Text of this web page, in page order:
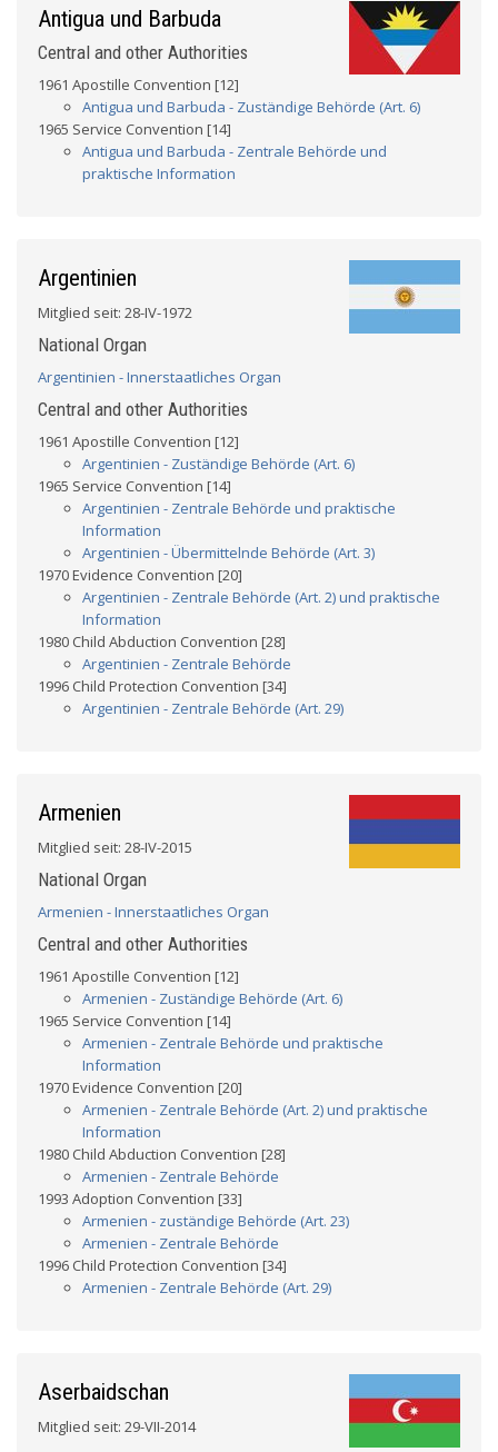
Antigua und Barbuda
Central and other Authorities
1961 Apostille Convention [12]
Antigua und Barbuda - Zuständige Behörde (Art. 6)
1965 Service Convention [14]
Antigua und Barbuda - Zentrale Behörde und
praktische Information
Argentinien
Mitglied seit: 28-IV-1972
National Organ
Argentinien - Innerstaatliches Organ
Central and other Authorities
1961 Apostille Convention [12]
Argentinien - Zuständige Behörde (Art. 6)
1965 Service Convention [14]
Argentinien - Zentrale Behörde und praktische
Information
Argentinien - Übermittelnde Behörde (Art. 3)
1970 Evidence Convention [20]
Argentinien - Zentrale Behörde (Art. 2) und praktische
Information
1980 Child Abduction Convention [28]
Argentinien - Zentrale Behörde
1996 Child Protection Convention [34]
Argentinien - Zentrale Behörde (Art. 29)
Armenien
Mitglied seit: 28-IV-2015
National Organ
Armenien - Innerstaatliches Organ
Central and other Authorities
1961 Apostille Convention [12]
Armenien - Zuständige Behörde (Art. 6)
1965 Service Convention [14]
Armenien - Zentrale Behörde und praktische
Information
1970 Evidence Convention [20]
Armenien - Zentrale Behörde (Art. 2) und praktische
Information
1980 Child Abduction Convention [28]
Armenien - Zentrale Behörde
1993 Adoption Convention [33]
Armenien - zuständige Behörde (Art. 23)
Armenien - Zentrale Behörde
1996 Child Protection Convention [34]
Armenien - Zentrale Behörde (Art. 29)
Aserbaidschan
Mitglied seit: 29-VII-2014